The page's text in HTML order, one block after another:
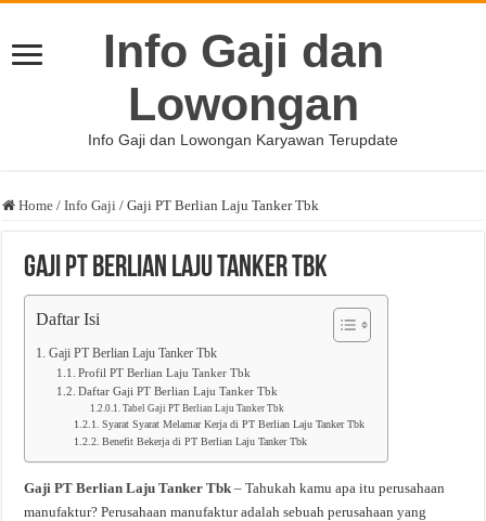
Info Gaji dan
Lowongan
Info Gaji dan Lowongan Karyawan Terupdate
Home / Info Gaji / Gaji PT Berlian Laju Tanker Tbk
Gaji PT Berlian Laju Tanker Tbk
Daftar Isi
Gaji PT Berlian Laju Tanker Tbk
Profil PT Berlian Laju Tanker Tbk
Daftar Gaji PT Berlian Laju Tanker Tbk
Tabel Gaji PT Berlian Laju Tanker Tbk
Syarat Syarat Melamar Kerja di PT Berlian Laju Tanker Tbk
Benefit Bekerja di PT Berlian Laju Tanker Tbk
Gaji PT Berlian Laju Tanker Tbk – Tahukah kamu apa itu perusahaan
manufaktur? Perusahaan manufaktur adalah sebuah perusahaan yang